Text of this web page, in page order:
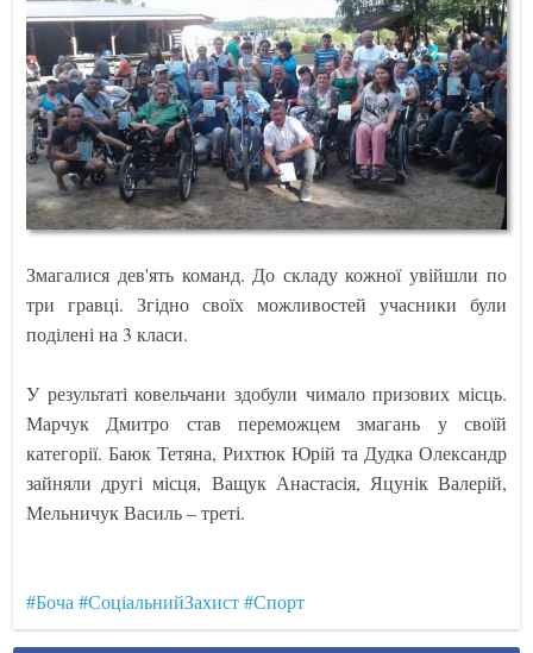
Змагалися дев'ять команд. До складу кожної увійшли по
три гравці. Згідно своїх можливостей учасники були
поділені на 3 класи.
У результаті ковельчани здобули чимало призових місць.
Марчук Дмитро став переможцем змагань у своїй
категорії. Баюк Тетяна, Рихтюк Юрій та Дудка Олександр
зайняли другі місця, Ващук Анастасія, Яцунік Валерій,
Мельничук Василь – треті.
#Боча #СоціальнийЗахист #Спорт